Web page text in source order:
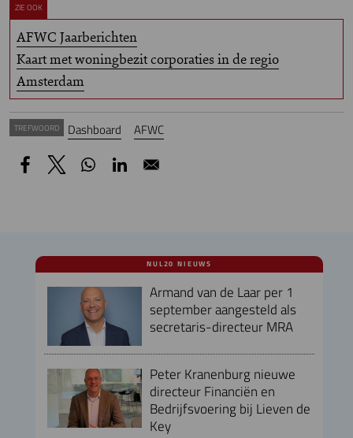
ZIE OOK
AFWC Jaarberichten
Kaart met woningbezit corporaties in de regio
Amsterdam
TREFWOORD Dashboard AFWC
NUL20 NIEUWS
Armand van de Laar per 1
september aangesteld als
secretaris-directeur MRA
Peter Kranenburg nieuwe
directeur Financiën en
Bedrijfsvoering bij Lieven de
Key